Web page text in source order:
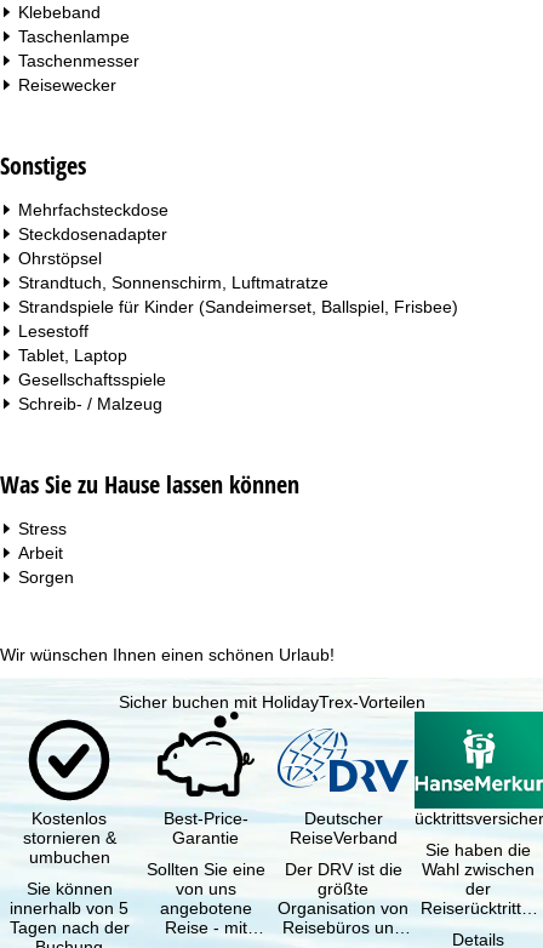
Klebeband
Taschenlampe
Taschenmesser
Reisewecker
Sonstiges
Mehrfachsteckdose
Steckdosenadapter
Ohrstöpsel
Strandtuch, Sonnenschirm, Luftmatratze
Strandspiele für Kinder (Sandeimerset, Ballspiel, Frisbee)
Lesestoff
Tablet, Laptop
Gesellschaftsspiele
Schreib- / Malzeug
Was Sie zu Hause lassen können
Stress
Arbeit
Sorgen
Wir wünschen Ihnen einen schönen Urlaub!
Sicher buchen mit HolidayTrex-Vorteilen
Kostenlos
stornieren &
umbuchen
Sie können
innerhalb von 5
Tagen nach der
Best-Price-
Garantie
Sollten Sie eine
von uns
angebotene
Reise - mit
Deutscher
ReiseVerband
Der DRV ist die
größte
Organisation von
Reisebüros und
Sie haben die
Wahl zwischen
der
Reiserücktritts-
Versicherung
Details